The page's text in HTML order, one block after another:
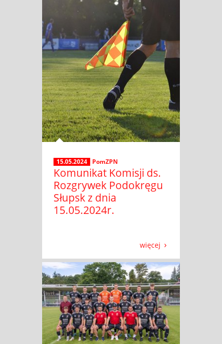
15.05.2024 PomZPN
Komunikat Komisji ds.
Rozgrywek Podokręgu
Słupsk z dnia
15.05.2024r.
więcej